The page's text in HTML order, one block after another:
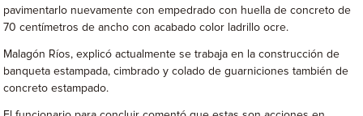
pavimentarlo nuevamente con empedrado con huella de concreto de
70 centímetros de ancho con acabado color ladrillo ocre.
Malagón Ríos, explicó actualmente se trabaja en la construcción de
banqueta estampada, cimbrado y colado de guarniciones también de
concreto estampado.